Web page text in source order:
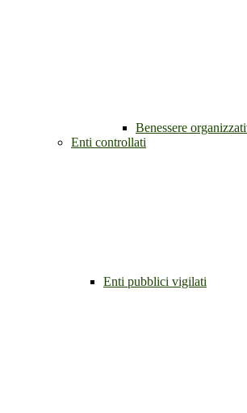
Benessere
Enti controllati
Enti pubblici vigilati